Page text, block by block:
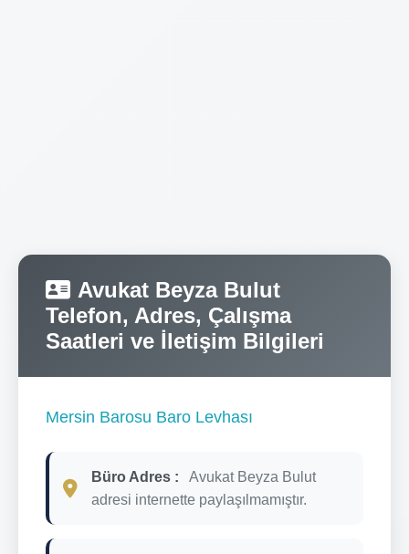
Avukat Beyza Bulut
Telefon, Adres, Çalışma
Saatleri ve İletişim Bilgileri
Mersin Barosu Baro Levhası
Büro Adres :
Avukat Beyza Bulut
adresi internette paylaşılmamıştır.